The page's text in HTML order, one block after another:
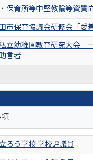
保育所等中堅教諭等資質
市保育協議会研修会「愛
立幼稚園教育研究大会―
言者
ろう学校 学校評議員